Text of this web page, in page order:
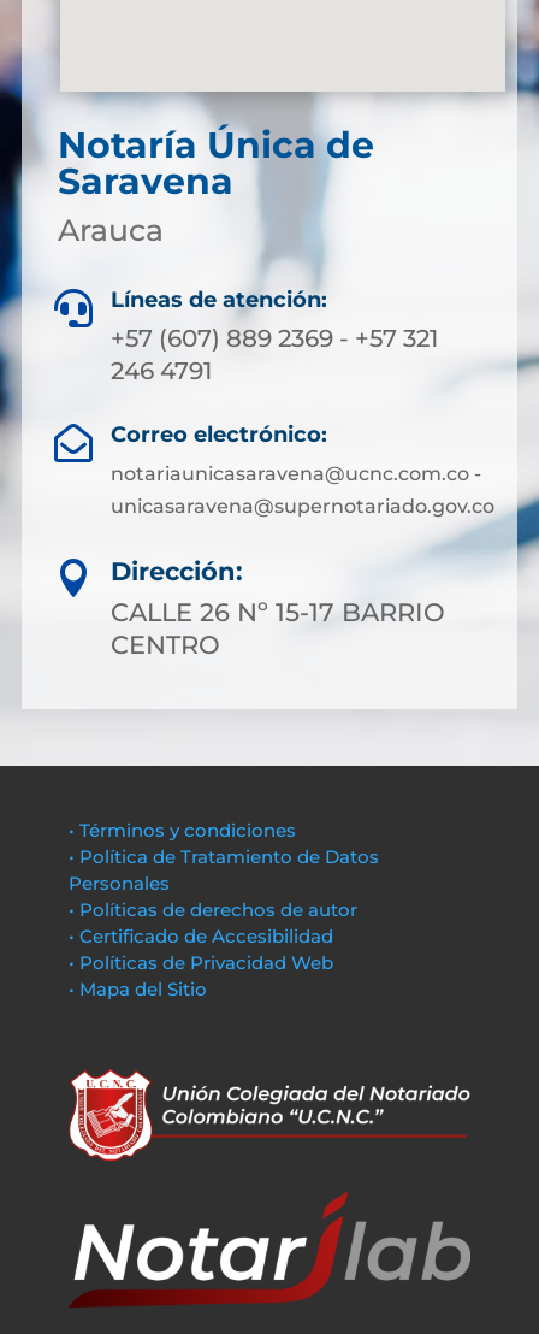
Notaría Única de
Saravena
Arauca
 Líneas de atención:
+57 (607) 889 2369 - +57 321
246 4791
 Correo electrónico:
notariaunicasaravena@ucnc.com.co -
unicasaravena@supernotariado.gov.co

Dirección:
CALLE 26 Nº 15-17 BARRIO
CENTRO
• Términos y condiciones
• Política de Tratamiento de Datos
Personales
• Políticas de derechos de autor
• Certificado de Accesibilidad
• Políticas de Privacidad Web
• Mapa del Sitio